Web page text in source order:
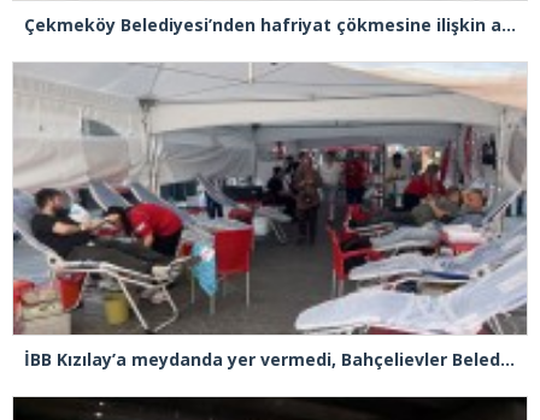
Çekmeköy Belediyesi’nden hafriyat çökmesine ilişkin açıklama
İBB Kızılay’a meydanda yer vermedi, Bahçelievler Belediyesi sahip çıktı